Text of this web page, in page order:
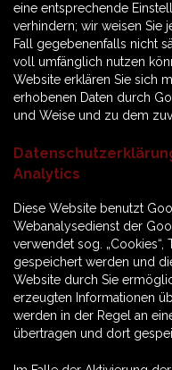
eine entsprechende
verhindern; wir weisen Sie
Fall gegebenenfalls nicht
voll umfänglich nutzen
Website erklären Sie sich
erhobenen Daten durch
und Weise und zu dem
Analytics
Diese Website benutzt
Webanalysedienst der
verwendet sog. „Cookies“,
gespeichert werden und
Website durch Sie
erzeugten Informationen
werden in der Regel an
übertragen und dort